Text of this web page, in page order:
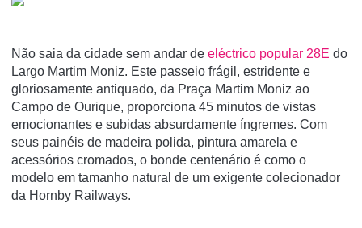
Não saia da cidade sem andar de eléctrico popular 28E do
Largo Martim Moniz. Este passeio frágil, estridente e
gloriosamente antiquado, da Praça Martim Moniz ao
Campo de Ourique, proporciona 45 minutos de vistas
emocionantes e subidas absurdamente íngremes. Com
seus painéis de madeira polida, pintura amarela e
acessórios cromados, o bonde centenário é como o
modelo em tamanho natural de um exigente colecionador
da Hornby Railways.